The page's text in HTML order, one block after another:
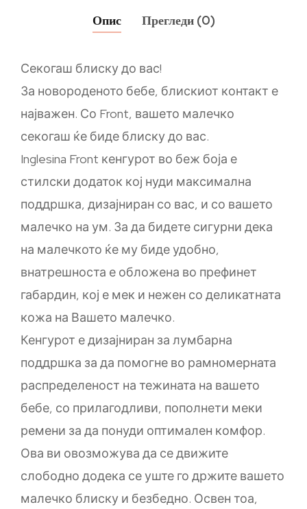
Опис Прегледи (0)
Секогаш блиску до вас!
За новороденото бебе, блискиот контакт е
најважен. Со Front, вашето малечко
секогаш ќе биде блиску до вас.
Inglesina Front кенгурот во беж боја е
стилски додаток кој нуди максимална
поддршка, дизајниран со вас, и со вашето
малечко на ум. За да бидете сигурни дека
на малечкото ќе му биде удобно,
внатрешноста е обложена во префинет
габардин, кој е мек и нежен со деликатната
кожа на Вашето малечко.
Кенгурот е дизајниран за лумбарна
поддршка за да помогне во рамномерната
распределеност на тежината на вашето
бебе, со прилагодливи, пополнети меки
ремени за да понуди оптимален комфор.
Ова ви овозможува да се движите
слободно додека се уште го држите вашето
малечко блиску и безбедно. Освен тоа,